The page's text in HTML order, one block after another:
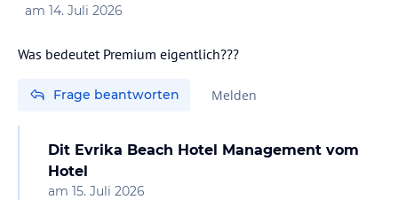
am 14. Juli 2026
Was bedeutet Premium eigentlich???
Frage beantworten Melden
Dit Evrika Beach Hotel Management vom
Hotel
am 15. Juli 2026